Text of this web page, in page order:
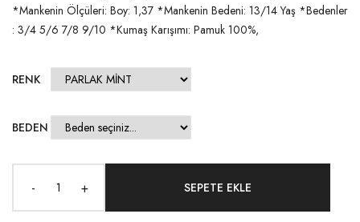
*Mankenin Ölçüleri: Boy: 1,37 *Mankenin Bedeni: 13/14 Yaş *Bedenler
: 3/4 5/6 7/8 9/10 *Kumaş Karışımı: Pamuk 100%,
RENK
BEDEN
- +